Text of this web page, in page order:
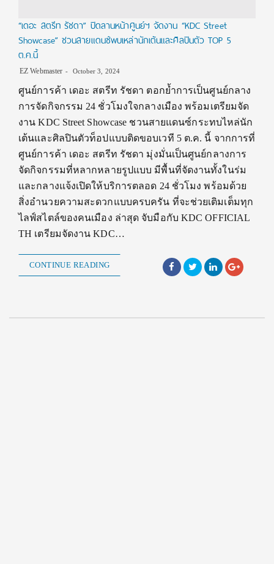
“เดอะ สตรีท รัชดา” ปิดลานหน้าศูนย์ฯ จัดงาน “KDC Street
Showcase” ชวนสายแดนซ์พบเหล่านักเต้นและศิลปินตัว TOP 5
ต.ค.นี้
EZ Webmaster October 3, 2024
ศูนย์การค้า เดอะ สตรีท รัชดา ตอกย้ำการเป็นศูนย์กลาง
การจัดกิจกรรม 24 ชั่วโมงใจกลางเมือง พร้อมเตรียมจัด
งาน KDC Street Showcase ชวนสายแดนซ์กระทบไหล่นัก
เต้นและศิลปินตัวท็อปแบบติดขอบเวที 5 ต.ค. นี้ จากการที่
ศูนย์การค้า เดอะ สตรีท รัชดา มุ่งมั่นเป็นศูนย์กลางการ
จัดกิจกรรมที่หลากหลายรูปแบบ มีพื้นที่จัดงานทั้งในร่ม
และกลางแจ้งเปิดให้บริการตลอด 24 ชั่วโมง พร้อมด้วย
สิ่งอำนวยความสะดวกแบบครบครัน ที่จะช่วยเติมเต็มทุก
ไลฟ์สไตล์ของคนเมือง ล่าสุด จับมือกับ KDC OFFICIAL
TH เตรียมจัดงาน KDC…
CONTINUE READING